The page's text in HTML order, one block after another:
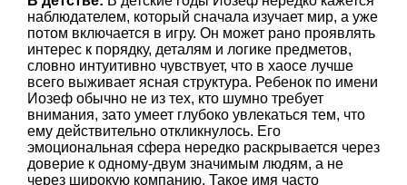
наблюдателем, который сначала изучает мир, а уже
потом включается в игру. Он может рано проявлять
интерес к порядку, деталям и логике предметов,
словно интуитивно чувствует, что в хаосе лучше
всего выживает ясная структура. Ребенок по имени
Иозеф обычно не из тех, кто шумно требует
внимания, зато умеет глубоко увлекаться тем, что
ему действительно откликнулось. Его
эмоциональная сфера нередко раскрывается через
доверие к одному-двум значимым людям, а не
через широкую компанию. Такое имя часто